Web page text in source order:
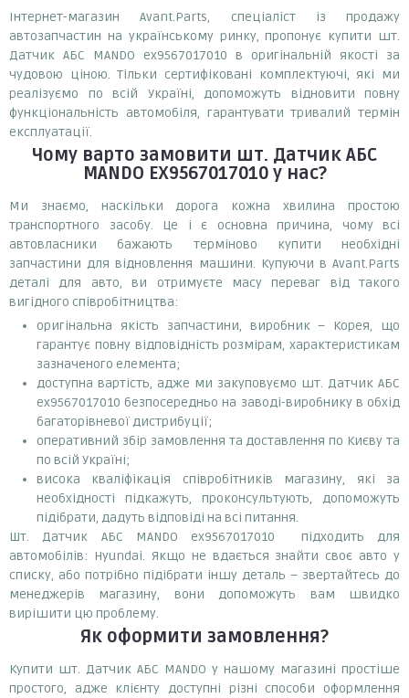
Інтернет-магазин Avant.Parts, спеціаліст із продажу
автозапчастин на українському ринку, пропонує купити шт.
Датчик АБС MANDO ex9567017010 в оригінальній якості за
чудовою ціною. Тільки сертифіковані комплектуючі, які ми
реалізуємо по всій Україні, допоможуть відновити повну
функціональність автомобіля, гарантувати тривалий термін
експлуатації.
Чому варто замовити шт. Датчик АБС
MANDO EX9567017010у нас?
Ми знаємо, наскільки дорога кожна хвилина простою
транспортного засобу. Це і є основна причина, чому всі
автовласники бажають терміново купити необхідні
запчастини для відновлення машини. Купуючи в Avant.Parts
деталі для авто, ви отримуєте масу переваг від такого
вигідного співробітництва:
оригінальна якість запчастини, виробник – Корея, що
гарантує повну відповідність розмірам, характеристикам
зазначеного елемента;
доступна вартість, адже ми закуповуємо шт. Датчик АБС
ex9567017010 безпосередньо на заводі-виробнику в обхід
багаторівневої дистрибуції;
оперативний збір замовлення та доставлення по Києву та
по всій Україні;
висока кваліфікація співробітників магазину, які за
необхідності підкажуть, проконсультують, допоможуть
підібрати, дадуть відповіді на всі питання.
Шт. Датчик АБС MANDO ex9567017010 підходить для
автомобілів: Hyundai. Якщо не вдається знайти своє авто у
списку, або потрібно підібрати іншу деталь – звертайтесь до
менеджерів магазину, вони допоможуть вам швидко
вирішити цю проблему.
Як оформити замовлення?
Купити шт. Датчик АБС MANDO у нашому магазині простіше
простого, адже клієнту доступні різні способи оформлення